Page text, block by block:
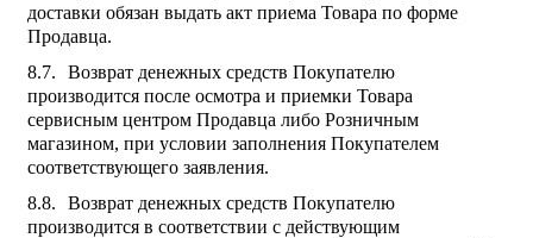
доставки обязан выдать акт приема Товара по форме
Продавца.
Возврат денежных средств Покупателю
производится после осмотра и приемки Товара
сервисным центром Продавца либо Розничным
магазином, при условии заполнения Покупателем
соответствующего заявления.
Возврат денежных средств Покупателю
производится в соответствии с действующим